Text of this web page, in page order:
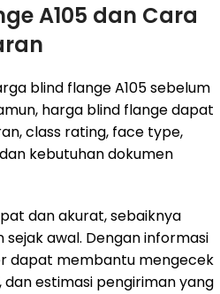
A105 dan Cara
blind flange A105 sebelum
harga blind flange dapat
class rating, face type,
kebutuhan dokumen
dan akurat, sebaiknya
awal. Dengan informasi
dapat membantu mengecek
estimasi pengiriman yang